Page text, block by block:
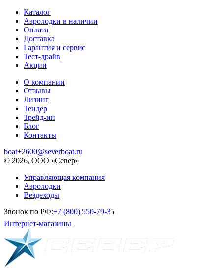
Каталог
Аэролодки в наличии
Оплата
Доставка
Гарантия и сервис
Тест-драйв
Акции
О компании
Отзывы
Лизинг
Тендер
Трейд-ин
Блог
Контакты
boat+2600@severboat.ru
© 2026, ООО «Север»
Управляющая компания
Аэролодки
Вездеходы
Звонок по РФ:+7 (800) 550-79-35
Интернет-магазины